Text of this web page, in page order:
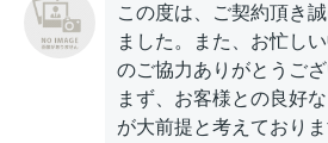
この度は、ご契約頂き
ました。また、お忙し
のご協力ありがとうござ
まず、お客様との良好
が大前提と考えており